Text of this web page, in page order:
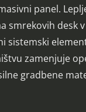
panel.
smrekovih desk
sistemski
zamenjuje
gradbene